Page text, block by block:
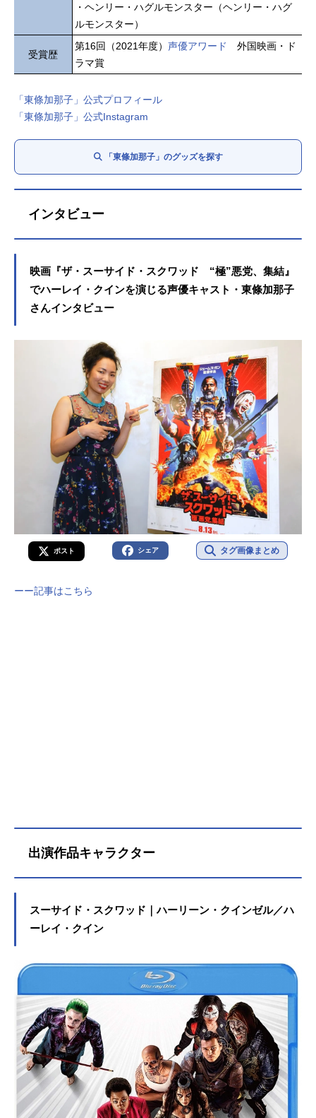
・ヘンリー・ハグルモンスター（ヘンリー・ハグ
ルモンスター）
受賞歴
第16回（2021年度） 声優アワード
外国映画・ド
ラマ賞
「東條加那子」公式プロフィール
「東條加那子」公式Instagram
「東條加那子」のグッズを探す
インタビュー
映画『ザ・スーサイド・スクワッド “極”悪党、集結』
でハーレイ・クインを演じる声優キャスト・東條加那子
さんインタビュー
ポスト シェア タグ画像まとめ
ーー記事はこちら
出演作品キャラクター
スーサイド・スクワッド｜ハーリーン・クインゼル／ハ
ーレイ・クイン